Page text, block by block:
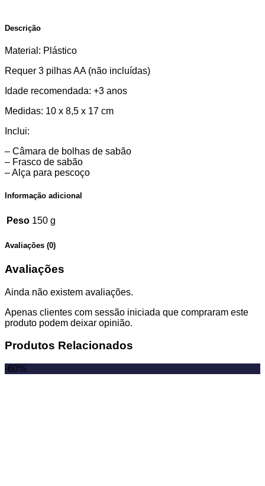
Descrição
Material: Plástico
Requer 3 pilhas AA (não incluídas)
Idade recomendada: +3 anos
Medidas: 10 x 8,5 x 17 cm
Inclui:
– Câmara de bolhas de sabão
– Frasco de sabão
– Alça para pescoço
Informação adicional
Peso 150 g
Avaliações (0)
Avaliações
Ainda não existem avaliações.
Apenas clientes com sessão iniciada que compraram este
produto podem deixar opinião.
Produtos Relacionados
-60%